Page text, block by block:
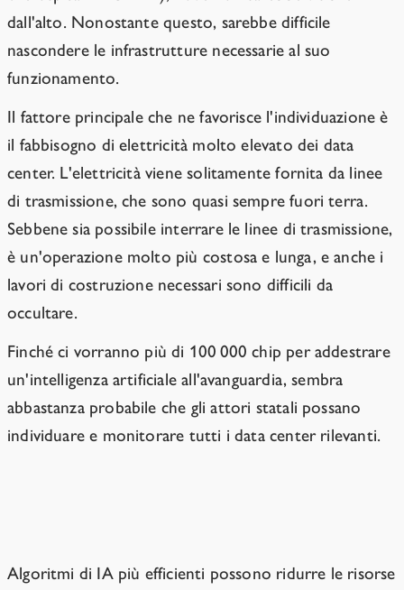
dall'alto. Nonostante questo, sarebbe difficile
nascondere le infrastrutture necessarie al suo
funzionamento.
Il fattore principale che ne favorisce l'individuazione è
il fabbisogno di elettricità molto elevato dei data
center. L'elettricità viene solitamente fornita da linee
di trasmissione, che sono quasi sempre fuori terra.
Sebbene sia possibile interrare le linee di trasmissione,
è un'operazione molto più costosa e lunga, e anche i
lavori di costruzione necessari sono difficili da
occultare.
Finché ci vorranno più di 100 000 chip per addestrare
un'intelligenza artificiale all'avanguardia, sembra
abbastanza probabile che gli attori statali possano
individuare e monitorare tutti i data center rilevanti.
Algoritmi di IA più efficienti possono ridurre le risorse